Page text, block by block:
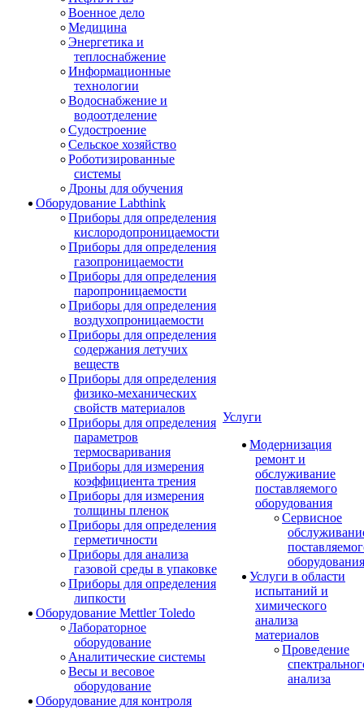
Военное дело
Медицина
Энергетика и
теплоснабжение
Информационные
технологии
Водоснабжение и
водоотделение
Судостроение
Сельское хозяйство
Роботизированные
системы
Дроны для обучения
Оборудование Labthink
Приборы для определения
кислородопроницаемости
Приборы для определения
газопроницаемости
Приборы для определения
паропроницаемости
Приборы для определения
воздухопроницаемости
Приборы для определения
содержания летучих
веществ
Приборы для определения
физико-механических
свойств материалов
Приборы для определения
параметров
термосваривания
Приборы для измерения
коэффициента трения
Приборы для измерения
толщины пленок
Приборы для определения
герметичности
Приборы для анализа
газовой среды в упаковке
Приборы для определения
липкости
Оборудование Mettler Toledo
Лабораторное
оборудование
Аналитические системы
Весы и весовое
оборудование
Оборудование для контроля
Услуги
Модернизация
ремонт и
обслуживание
поставляемого
оборудования
Сервисное
оборудования
Услуги в области
испытаний и
химического
анализа
материалов
Проведение
анализа